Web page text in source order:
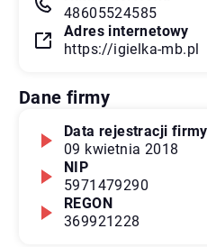
48605524585
Adres internetowy
https://igielka-mb.pl
Dane firmy
Data rejestracji firmy
09 kwietnia 2018
NIP
5971479290
REGON
369921228